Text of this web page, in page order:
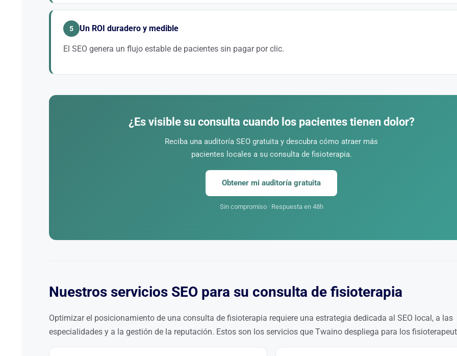
Un sitio web que explica sus métodos, su trayectoria, sus especialidades y muestra opiniones positivas tranquiliza a los
5
Un ROI duradero y medible
El SEO genera un flujo estable de pacientes sin pagar por clic.
Un paciente fidelizado le reporta de media 15 sesiones en 2 años. Cada euro invertido en SEO local se convierte en facturación
¿Es visible su consulta cuando los pacientes tienen dolor?
Reciba una auditoría SEO gratuita y descubra cómo atraer más
pacientes locales a su consulta de fisioterapia.
Obtener mi auditoría gratuita
Sin compromiso · Respuesta en 48h
Nuestros servicios SEO para su consulta de fisioterapia
Optimizar el posicionamiento de una consulta de fisioterapia requiere una estrategia dedicada al SEO local, a las
especialidades y a la gestión de la reputación. Estos son los servicios que Twaino despliega para los